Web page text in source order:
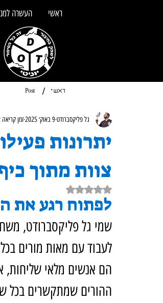
ראשי העשרה
ראשי /
Post
יתרונות
צוות מתוך
גל פליקסברודט9 באוק׳ 2025 זמן קריאה 2 דקות
דירוג של NaN מתוך 5 כוכבים
לפתוח רגע את
לעבוד עם מאות מורים
הם אנשים מלאי שליחות,
ההורים שמתקשרים בכל